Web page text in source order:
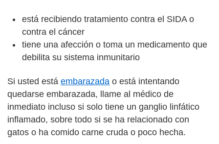
está recibiendo tratamiento contra el SIDA o
contra el cáncer
tiene una afección o toma un medicamento que
debilita su sistema inmunitario
Si usted está embarazada o está intentando
quedarse embarazada, llame al médico de
inmediato incluso si solo tiene un ganglio linfático
inflamado, sobre todo si se ha relacionado con
gatos o ha comido carne cruda o poco hecha.